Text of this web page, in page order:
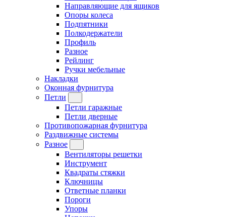
Направляющие для ящиков
Опоры колеса
Подпятники
Полкодержатели
Профиль
Разное
Рейлинг
Ручки мебельные
Накладки
Оконная фурнитура
Петли
Петли гаражные
Петли дверные
Противопожарная фурнитура
Раздвижные системы
Разное
Вентиляторы решетки
Инструмент
Квадраты стяжки
Ключницы
Ответные планки
Пороги
Упоры